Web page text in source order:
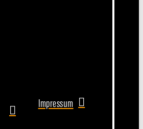
Impressum